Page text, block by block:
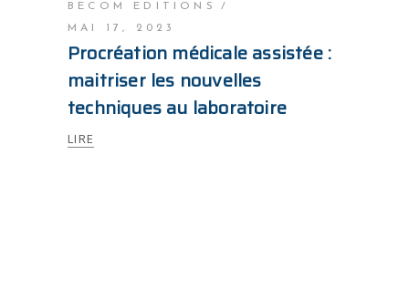
BECOM EDITIONS
MAI 17, 2023
Procréation médicale assistée :
maitriser les nouvelles
techniques au laboratoire
LIRE